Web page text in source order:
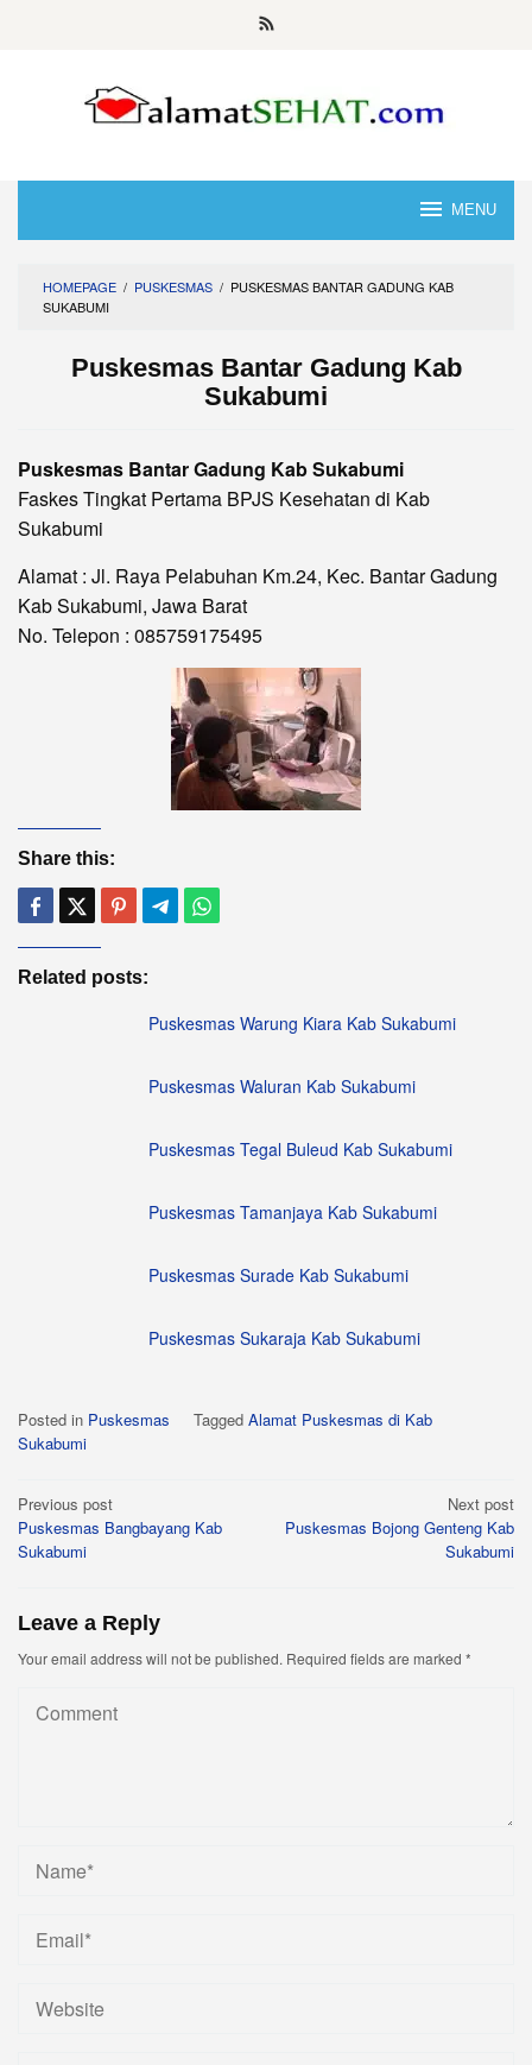
MENU
HOMEPAGE / PUSKESMAS / PUSKESMAS BANTAR GADUNG KAB
SUKABUMI
Puskesmas Bantar Gadung Kab
Sukabumi
Puskesmas Bantar Gadung Kab Sukabumi
Faskes Tingkat Pertama BPJS Kesehatan di Kab
Sukabumi
Alamat : Jl. Raya Pelabuhan Km.24, Kec. Bantar Gadung
Kab Sukabumi, Jawa Barat
No. Telepon : 085759175495
Share this:
Related posts:
Puskesmas Warung Kiara Kab Sukabumi
Puskesmas Waluran Kab Sukabumi
Puskesmas Tegal Buleud Kab Sukabumi
Puskesmas Tamanjaya Kab Sukabumi
Puskesmas Surade Kab Sukabumi
Puskesmas Sukaraja Kab Sukabumi
Posted in Puskesmas Tagged Alamat Puskesmas di Kab
Sukabumi
Post
navigation
Previous post
Puskesmas Bangbayang Kab
Sukabumi
Next post
Puskesmas Bojong Genteng Kab
Sukabumi
Leave a Reply
Your email address will not be published. Required fields are marked *